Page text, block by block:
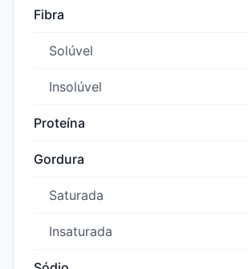
Fibra
Solúvel
Insolúvel
Proteína
Gordura
Saturada
Insaturada